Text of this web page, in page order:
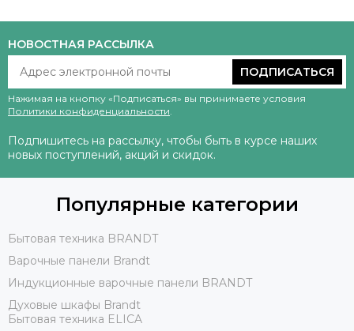
НОВОСТНАЯ РАССЫЛКА
ПОДПИСАТЬСЯ
Нажимая на кнопку «Подписаться» вы принимаете условия
Политики конфиденциальности.
Подпишитесь на рассылку, чтобы быть в курсе наших
новых поступлений, акций и скидок.
Популярные категории
Бытовая техника BRANDT
Варочные панели Brandt
Индукционные варочные панели BRANDT
Духовые шкафы Brandt
Бытовая техника ELICA